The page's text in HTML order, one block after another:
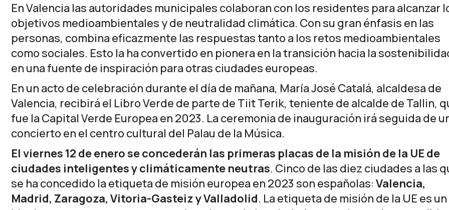
En Valencia las autoridades municipales colaboran con los residentes para alcanzar
objetivos medioambientales y de neutralidad climática. Con su gran énfasis en las
personas, combina eficazmente las respuestas tanto a los retos medioambientales
como sociales. Esto la ha convertido en pionera en la transición hacia la
en una fuente de inspiración para otras ciudades europeas.
En un acto de celebración durante el día de mañana, María José Catalá, alcaldesa de
Valencia, recibirá el Libro Verde de parte de Tiit Terik, teniente de alcalde de Tallin,
fue la Capital Verde Europea en 2023. La ceremonia de inauguración irá seguida de
concierto en el centro cultural del Palau de la Música.
El viernes 12 de enero se concederán las primeras placas de la misión de la UE de
ciudades inteligentes y climáticamente neutras. Cinco de las diez ciudades a las
se ha concedido la etiqueta de misión europea en 2023 son españolas: Valencia,
Madrid, Zaragoza, Vitoria-Gasteiz y Valladolid. La etiqueta de misión de la UE es un